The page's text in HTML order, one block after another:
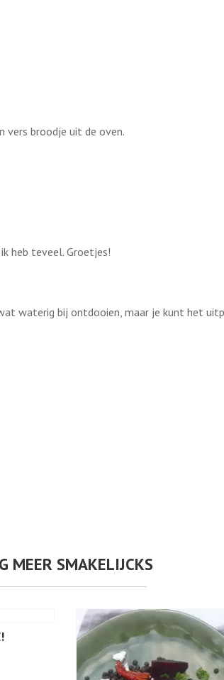
vers broodje uit de oven.
heb teveel. Groetjes!
waterig bij ontdooien, maar je kunt het
MEER SMAKELIJCKS